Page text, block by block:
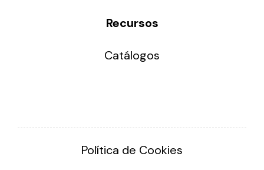
Recursos
Catálogos
Política de Cookies